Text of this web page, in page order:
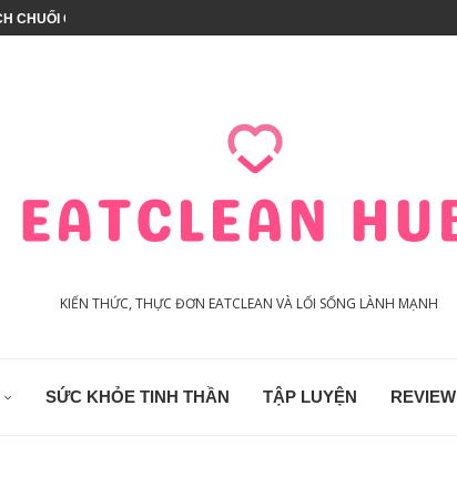
CHUỐI CHIA
KIẾN THỨC, THỰC ĐƠN EATCLEAN VÀ LỐI SỐNG LÀNH MẠNH
SỨC KHỎE TINH THẦN TẬP LUYỆN REVIEW